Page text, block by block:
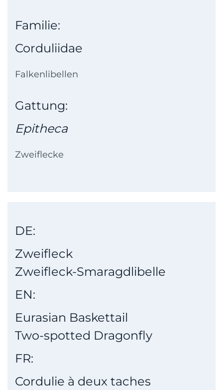
Familie:
Corduliidae
Falkenlibellen
Gattung:
Epitheca
Zweiflecke
DE:
Zweifleck
Zweifleck-Smaragdlibelle
EN:
Eurasian Baskettail
Two-spotted Dragonfly
FR:
Cordulie à deux taches